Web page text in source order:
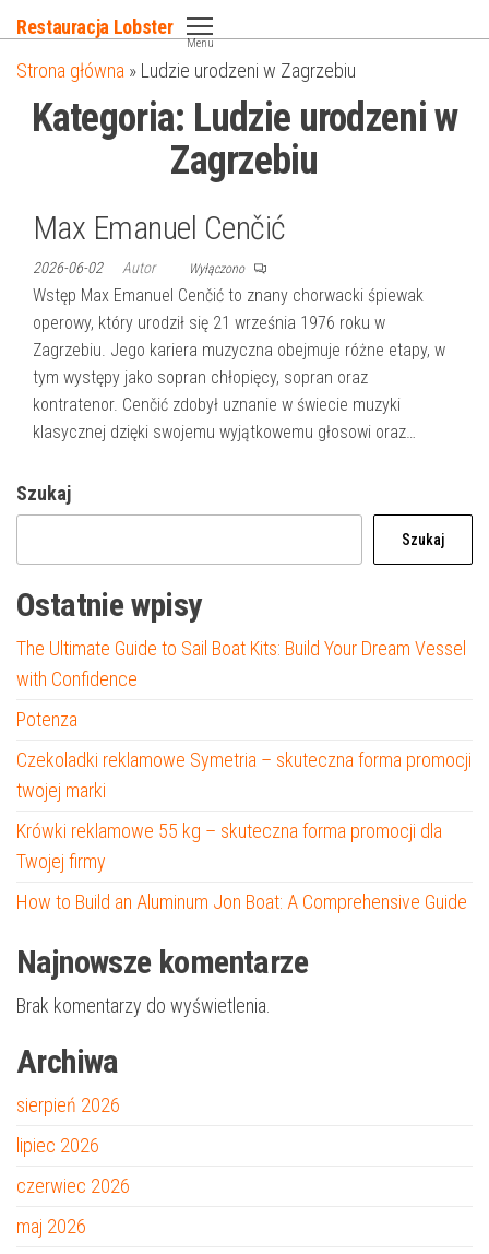
do
treści
Restauracja Lobster
Menu
Strona główna » Ludzie urodzeni w Zagrzebiu
Kategoria: Ludzie urodzeni w
Zagrzebiu
Max Emanuel Cenčić
2026-06-02 Autor Wyłączono
Wstęp Max Emanuel Cenčić to znany chorwacki śpiewak
operowy, który urodził się 21 września 1976 roku w
Zagrzebiu. Jego kariera muzyczna obejmuje różne etapy, w
tym występy jako sopran chłopięcy, sopran oraz
kontratenor. Cenčić zdobył uznanie w świecie muzyki
klasycznej dzięki swojemu wyjątkowemu głosowi oraz…
Szukaj
Szukaj
Ostatnie wpisy
The Ultimate Guide to Sail Boat Kits: Build Your Dream Vessel
with Confidence
Potenza
Czekoladki reklamowe Symetria – skuteczna forma promocji
twojej marki
Krówki reklamowe 55 kg – skuteczna forma promocji dla
Twojej firmy
How to Build an Aluminum Jon Boat: A Comprehensive Guide
Najnowsze komentarze
Brak komentarzy do wyświetlenia.
Archiwa
sierpień 2026
lipiec 2026
czerwiec 2026
maj 2026